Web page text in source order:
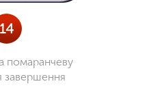
помаранчеву
завершення